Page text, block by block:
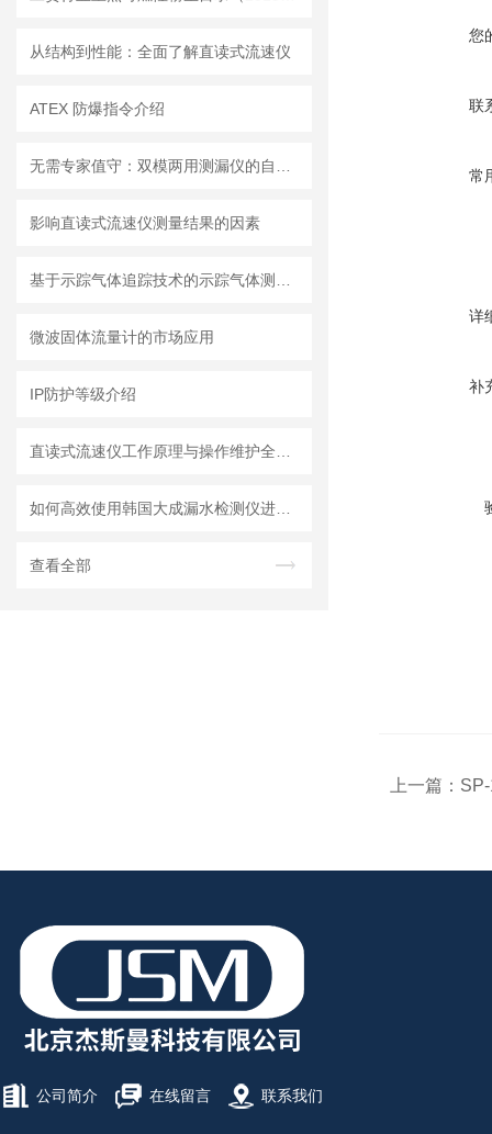
从结构到性能：全面了解直读式流速仪
ATEX 防爆指令介绍
影响直读式流速仪测量结果的因素
微波固体流量计的市场应用
IP防护等级介绍
查看全部
您
联
常
详
补
上一篇：
公司简介 在线留言 联系我们